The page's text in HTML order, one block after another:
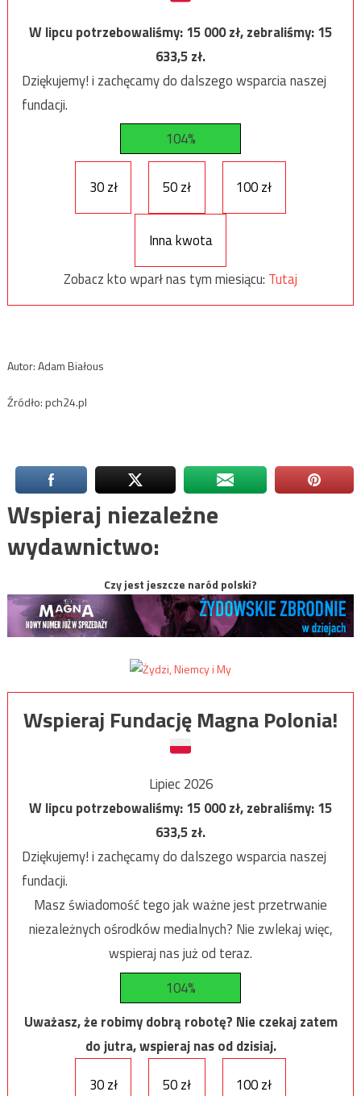
W lipcu potrzebowaliśmy:15 000zł, zebraliśmy:15
633,5zł.
Dziękujemy! i zachęcamy do dalszego wsparcia naszej
fundacji.
104%
30 zł 50 zł 100 zł
Inna kwota
Zobacz kto wparł nas tym miesiącu: Tutaj
Autor: Adam Białous
Źródło: pch24.pl
Wspieraj niezależne
wydawnictwo:
Czy jest jeszcze naród polski?
Wspieraj Fundację Magna Polonia!
Lipiec 2026
W lipcu potrzebowaliśmy:15 000zł, zebraliśmy:15
633,5zł.
Dziękujemy! i zachęcamy do dalszego wsparcia naszej
fundacji.
Masz świadomość tego jak ważne jest przetrwanie
niezależnych ośrodków medialnych? Nie zwlekaj więc,
wspieraj nas już od teraz.
104%
Uważasz, że robimy dobrą robotę? Nie czekaj zatem
do jutra, wspieraj nas od dzisiaj.
30 zł
50 zł 100 zł